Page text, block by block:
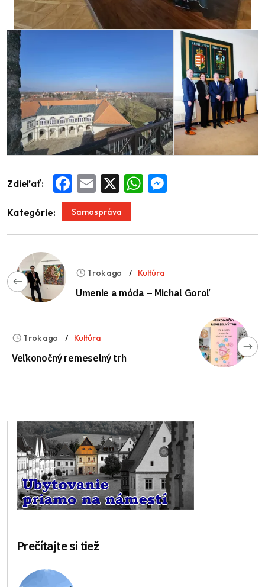
Zdieľať: Facebook
Email WhatsApp
Kategórie: Samospráva
1 rok ago Kultúra
Umenie a móda – Michal Goroľ
1 rok ago Kultúra
Veľkonočný remeselný trh
Prečítajte si tiež